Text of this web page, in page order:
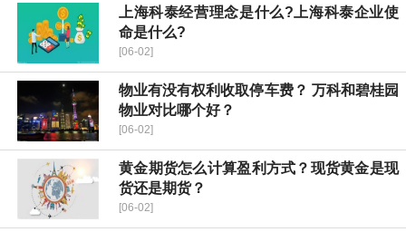
上海科泰经营理念是什么?上海科泰企业使
命是什么?
[06-02]
物业有没有权利收取停车费？ 万科和碧桂园
物业对比哪个好？
[06-02]
黄金期货怎么计算盈利方式？现货黄金是现
货还是期货？
[06-02]